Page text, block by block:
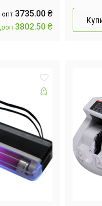
Model-
опт 3735.00 ₴
3802.50 ₴